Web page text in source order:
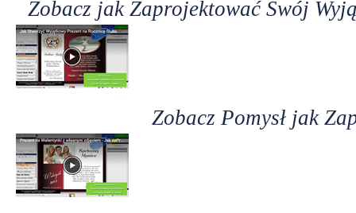
Zobacz jak Zaprojektować Swój
Zobacz Pomysł jak